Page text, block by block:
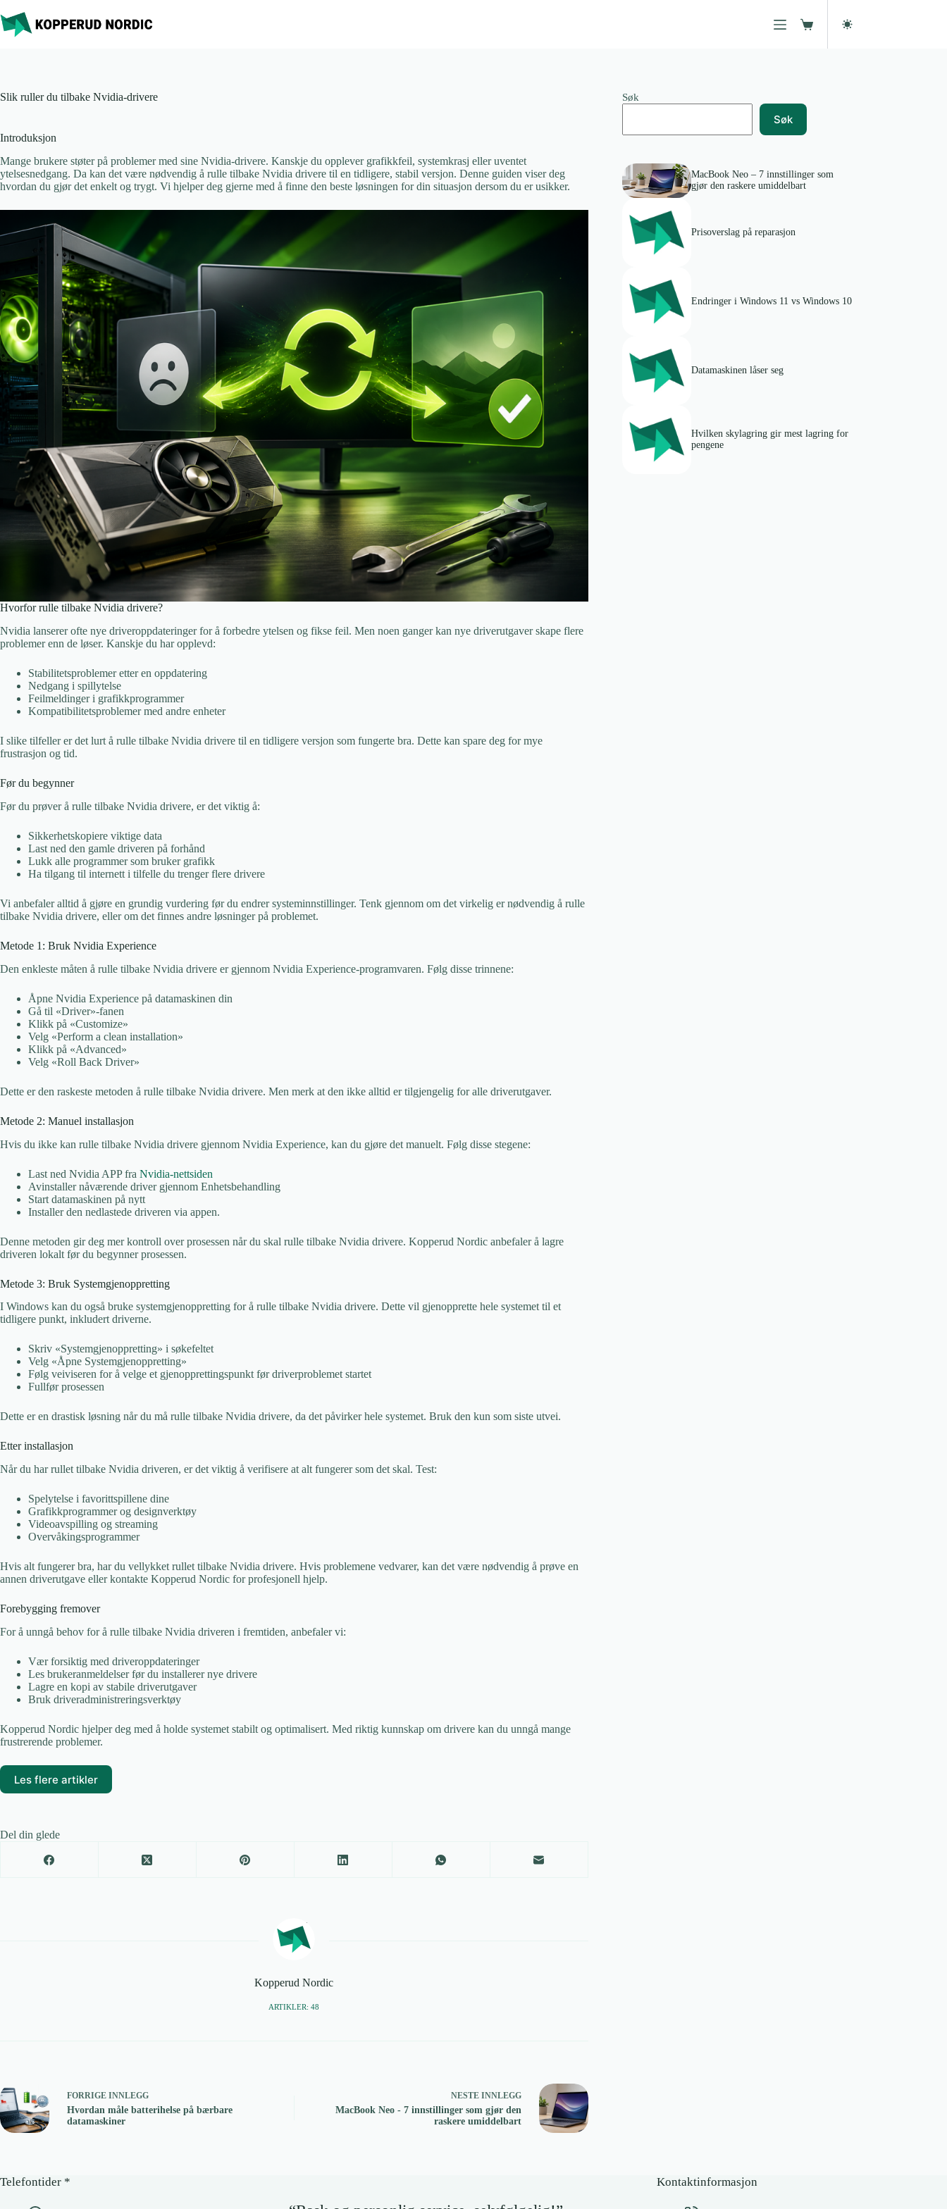
til
innholdet
Handlekurv
Slik ruller du tilbake Nvidia-drivere
Introduksjon
Mange brukere støter på problemer med sine Nvidia-drivere. Kanskje du opplever grafikkfeil, systemkrasj eller uventet
ytelsesnedgang. Da kan det være nødvendig å rulle tilbake Nvidia drivere til en tidligere, stabil versjon. Denne guiden viser deg
hvordan du gjør det enkelt og trygt. Vi hjelper deg gjerne med å finne den beste løsningen for din situasjon dersom du er usikker.
Hvorfor rulle tilbake Nvidia drivere?
Nvidia lanserer ofte nye driveroppdateringer for å forbedre ytelsen og fikse feil. Men noen ganger kan nye driverutgaver skape flere
problemer enn de løser. Kanskje du har opplevd:
Stabilitetsproblemer etter en oppdatering
Nedgang i spillytelse
Feilmeldinger i grafikkprogrammer
Kompatibilitetsproblemer med andre enheter
I slike tilfeller er det lurt å rulle tilbake Nvidia drivere til en tidligere versjon som fungerte bra. Dette kan spare deg for mye
frustrasjon og tid.
Før du begynner
Før du prøver å rulle tilbake Nvidia drivere, er det viktig å:
Sikkerhetskopiere viktige data
Last ned den gamle driveren på forhånd
Lukk alle programmer som bruker grafikk
Ha tilgang til internett i tilfelle du trenger flere drivere
Vi anbefaler alltid å gjøre en grundig vurdering før du endrer systeminnstillinger. Tenk gjennom om det virkelig er nødvendig å rulle
tilbake Nvidia drivere, eller om det finnes andre løsninger på problemet.
Metode 1: Bruk Nvidia Experience
Den enkleste måten å rulle tilbake Nvidia drivere er gjennom Nvidia Experience-programvaren. Følg disse trinnene:
Åpne Nvidia Experience på datamaskinen din
Gå til «Driver»-fanen
Klikk på «Customize»
Velg «Perform a clean installation»
Klikk på «Advanced»
Velg «Roll Back Driver»
Dette er den raskeste metoden å rulle tilbake Nvidia drivere. Men merk at den ikke alltid er tilgjengelig for alle driverutgaver.
Metode 2: Manuel installasjon
Hvis du ikke kan rulle tilbake Nvidia drivere gjennom Nvidia Experience, kan du gjøre det manuelt. Følg disse stegene:
Last ned Nvidia APP fra Nvidia-nettsiden
Avinstaller nåværende driver gjennom Enhetsbehandling
Start datamaskinen på nytt
Installer den nedlastede driveren via appen.
Denne metoden gir deg mer kontroll over prosessen når du skal rulle tilbake Nvidia drivere. Kopperud Nordic anbefaler å lagre
driveren lokalt før du begynner prosessen.
Metode 3: Bruk Systemgjenoppretting
I Windows kan du også bruke systemgjenoppretting for å rulle tilbake Nvidia drivere. Dette vil gjenopprette hele systemet til et
tidligere punkt, inkludert driverne.
Skriv «Systemgjenoppretting» i søkefeltet
Velg «Åpne Systemgjenoppretting»
Følg veiviseren for å velge et gjenopprettingspunkt før driverproblemet startet
Fullfør prosessen
Dette er en drastisk løsning når du må rulle tilbake Nvidia drivere, da det påvirker hele systemet. Bruk den kun som siste utvei.
Etter installasjon
Når du har rullet tilbake Nvidia driveren, er det viktig å verifisere at alt fungerer som det skal. Test:
Spelytelse i favorittspillene dine
Grafikkprogrammer og designverktøy
Videoavspilling og streaming
Overvåkingsprogrammer
Hvis alt fungerer bra, har du vellykket rullet tilbake Nvidia drivere. Hvis problemene vedvarer, kan det være nødvendig å prøve en
annen driverutgave eller kontakte Kopperud Nordic for profesjonell hjelp.
Forebygging fremover
For å unngå behov for å rulle tilbake Nvidia driveren i fremtiden, anbefaler vi:
Vær forsiktig med driveroppdateringer
Les brukeranmeldelser før du installerer nye drivere
Lagre en kopi av stabile driverutgaver
Bruk driveradministreringsverktøy
Kopperud Nordic hjelper deg med å holde systemet stabilt og optimalisert. Med riktig kunnskap om drivere kan du unngå mange
frustrerende problemer.
Les flere artikler
Del din glede
Kopperud Nordic
ARTIKLER: 48
FORRIGE INNLEGG
Hvordan måle batterihelse på bærbare
datamaskiner
NESTE INNLEGG
MacBook Neo - 7 innstillinger som gjør den
raskere umiddelbart
Søk
Søk
MacBook Neo – 7 innstillinger som
gjør den raskere umiddelbart
Prisoverslag på reparasjon
Endringer i Windows 11 vs Windows 10
Datamaskinen låser seg
Hvilken skylagring gir mest lagring for
pengene
Telefontider * Kontaktinformasjon